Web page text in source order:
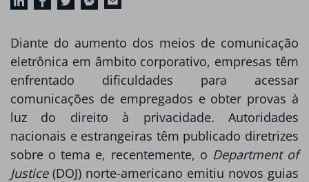
Diante do aumento dos meios de comunicação
eletrônica em âmbito corporativo, empresas têm
enfrentado dificuldades para acessar
comunicações de empregados e obter provas à
luz do direito à privacidade. Autoridades
nacionais e estrangeiras têm publicado diretrizes
sobre o tema e, recentemente, o Department of
Justice (DOJ) norte-americano emitiu novos guias